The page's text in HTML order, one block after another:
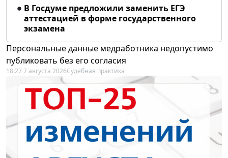
В Госдуме предложили заменить ЕГЭ
аттестацией в форме государственного
экзамена
Персональные данные медработника недопустимо
публиковать без его согласия
18:27 7 августа 2026Судебная практика